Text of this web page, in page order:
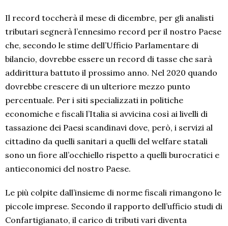
Il record toccherà il mese di dicembre, per gli analisti
tributari segnerà l’ennesimo record per il nostro Paese
che, secondo le stime dell’Ufficio Parlamentare di
bilancio, dovrebbe essere un record di tasse che sarà
addirittura battuto il prossimo anno. Nel 2020 quando
dovrebbe crescere di un ulteriore mezzo punto
percentuale. Per i siti specializzati in politiche
economiche e fiscali l’Italia si avvicina così ai livelli di
tassazione dei Paesi scandinavi dove, però, i servizi al
cittadino da quelli sanitari a quelli del welfare statali
sono un fiore all’occhiello rispetto a quelli burocratici e
antieconomici del nostro Paese.
Le più colpite dall’insieme di norme fiscali rimangono le
piccole imprese. Secondo il rapporto dell’ufficio studi di
Confartigianato, il carico di tributi vari diventa